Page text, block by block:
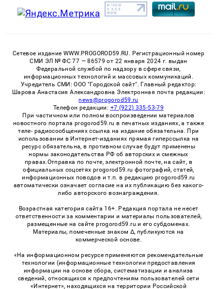
Сетевое издание WWW.PROGOROD59.RU. Регистрационный номер
СМИ ЭЛ № ФС 77 — 86579 от 22 января 2024 г. выдан
Федеральной службой по надзору в сфере связи,
информационных технологий и массовых коммуникаций.
Учредитель СМИ: ООО "Городской сайт". Главный редактор:
Шарова Анастасия Александровна Электронная почта редакции:
news@progorod59.ru
Телефон редакции: +7 (922) 335-53-79
При частичном или полном воспроизведении материалов
новостного портала progorod59.ru в печатных изданиях, а также
теле- радиосообщениях ссылка на издание обязательна. При
использовании в Интернет-изданиях прямая гиперссылка на
ресурс обязательна, в противном случае будут применены
нормы законодательства РФ об авторских и смежных
правах.Отправка по почте, электронной почте, на сайт, в
официальных соцсетях progorod59.ru фотографий, статей,
информационных поводов и т.п. в редакцию progorod59.ru
автоматически означает согласие на их публикацию без какого-
либо авторского вознаграждения.
Возрастная категория сайта 16+. Редакция портала не несет
ответственности за комментарии и материалы пользователей,
размещенные на сайте progorod59.ru и его субдоменах.
Материалы, помеченные знаком Δ, публикуются на
коммерческой основе.
«На информационном ресурсе применяются рекомендательные
технологии (информационные технологии предоставления
информации на основе сбора, систематизации и анализа
сведений, относящихся к предпочтениям пользователей сети
«Интернет», находящихся на территории Российской